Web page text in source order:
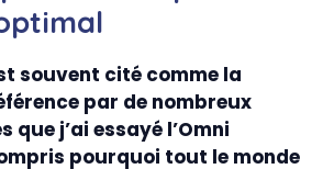
souvent cité comme la
par de nombreux
que j’ai essayé l’Omni
pourquoi tout le monde